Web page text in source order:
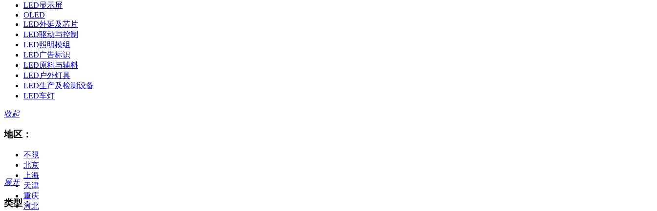
LED显示屏
OLED
LED外延及芯片
LED驱动与控制
LED照明模组
LED广告标识
LED原料与辅料
LED户外灯具
LED生产及检测设备
LED车灯
收起
地区：
不限
北京
上海
天津
重庆
河北
展开
类型：